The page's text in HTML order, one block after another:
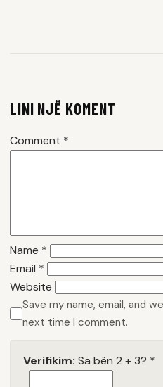
LINI NJË KOMENT
Comment *
Name *
Email *
Website
Save my name, email, and
next time I comment.
Verifikim: Sa bën 2 + 3? *